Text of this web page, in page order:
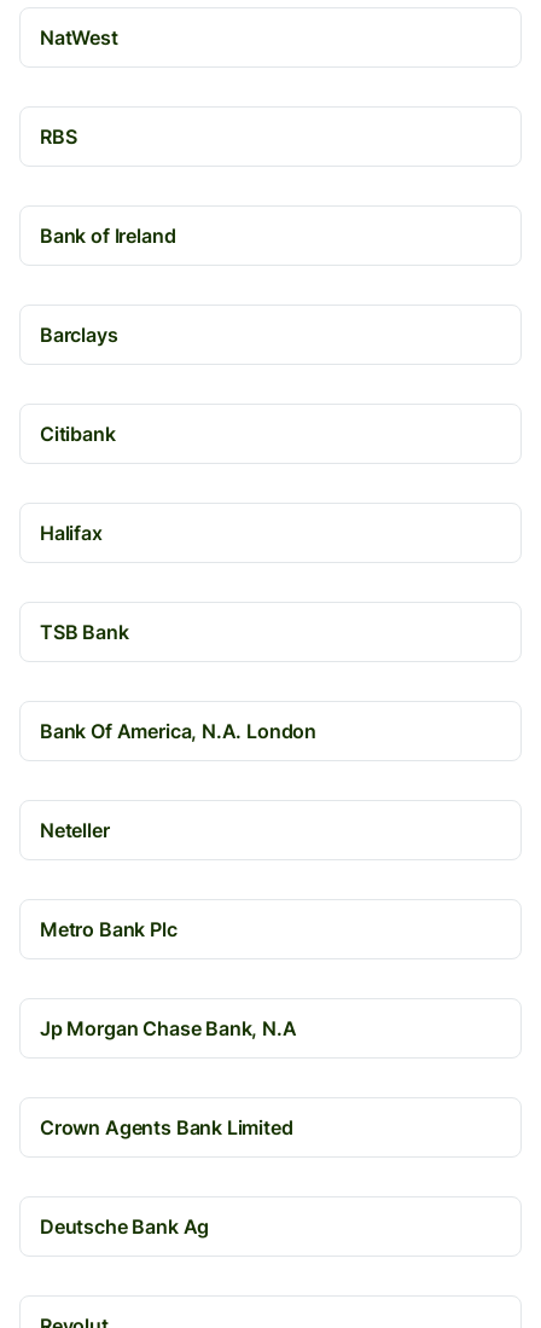
NatWest
RBS
Bank of Ireland
Barclays
Citibank
Halifax
TSB Bank
Bank Of America, N.A. London
Neteller
Metro Bank Plc
Jp Morgan Chase Bank, N.A
Crown Agents Bank Limited
Deutsche Bank Ag